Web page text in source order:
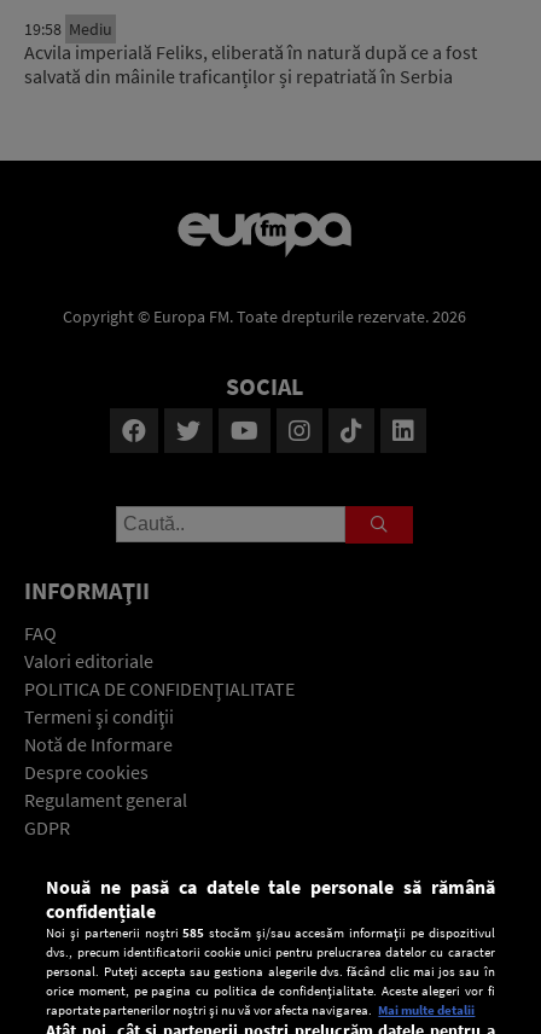
19:58 Mediu
Acvila imperială Feliks, eliberată în natură după ce a fost
salvată din mâinile traficanților și repatriată în Serbia
Copyright © Europa FM. Toate drepturile rezervate. 2026
SOCIAL
INFORMAŢII
FAQ
Valori editoriale
POLITICA DE CONFIDENŢIALITATE
Termeni şi condiţii
Notă de Informare
Despre cookies
Regulament general
GDPR
Descarcă gratuit aplicaţia Europa FM pentru smartphone:
Nouă ne pasă ca datele tale personale să rămână
confidențiale
Noi și partenerii noștri585 stocăm și/sau accesăm informații pe dispozitivul
dvs., precum identificatorii cookie unici pentru prelucrarea datelor cu caracter
personal. Puteți accepta sau gestiona alegerile dvs. făcând clic mai jos sau în
orice moment, pe pagina cu politica de confidențialitate. Aceste alegeri vor fi
raportate partenerilor noștri și nu vă vor afecta navigarea. Mai multe detalii